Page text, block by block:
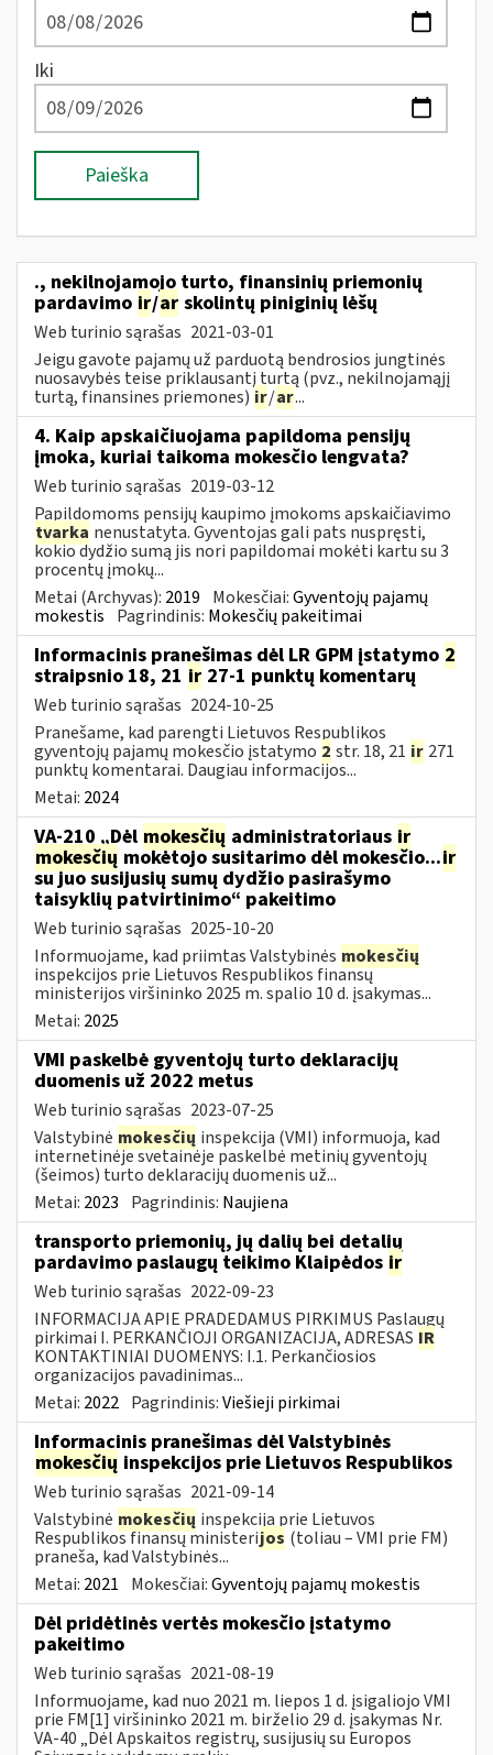
Iki
Paieška
., nekilnojamojo turto, finansinių priemonių
pardavimo ir/ar skolintų piniginių lėšų
Web turinio sąrašas 2021-03-01
Jeigu gavote pajamų už parduotą bendrosios jungtinės
nuosavybės teise priklausantį turtą (pvz., nekilnojamąjį
turtą, finansines priemones) ir/ar...
4. Kaip apskaičiuojama papildoma pensijų
įmoka, kuriai taikoma mokesčio lengvata?
Web turinio sąrašas 2019-03-12
Papildomoms pensijų kaupimo įmokoms apskaičiavimo
tvarka nenustatyta. Gyventojas gali pats nuspręsti,
kokio dydžio sumą jis nori papildomai mokėti kartu su 3
procentų įmokų...
Metai (Archyvas): 2019 Mokesčiai:Gyventojų pajamų
mokestis Pagrindinis: Mokesčių pakeitimai
Informacinis pranešimas dėl LR GPM įstatymo 2
straipsnio 18, 21 ir 27-1 punktų komentarų
Web turinio sąrašas 2024-10-25
Pranešame, kad parengti Lietuvos Respublikos
gyventojų pajamų mokesčio įstatymo 2 str. 18, 21 ir 271
punktų komentarai. Daugiau informacijos...
Metai: 2024
VA-210 „Dėl mokesčių administratoriaus ir
mokesčių mokėtojo susitarimo dėl mokesčio...ir
su juo susijusių sumų dydžio pasirašymo
taisyklių patvirtinimo“ pakeitimo
Web turinio sąrašas 2025-10-20
Informuojame, kad priimtas Valstybinės mokesčių
inspekcijos prie Lietuvos Respublikos finansų
ministerijos viršininko 2025 m. spalio 10 d. įsakymas...
Metai: 2025
VMI paskelbė gyventojų turto deklaracijų
duomenis už 2022 metus
Web turinio sąrašas 2023-07-25
Valstybinė mokesčių inspekcija (VMI) informuoja, kad
internetinėje svetainėje paskelbė metinių gyventojų
(šeimos) turto deklaracijų duomenis už...
Metai: 2023 Pagrindinis: Naujiena
transporto priemonių, jų dalių bei detalių
pardavimo paslaugų teikimo Klaipėdos ir
Web turinio sąrašas 2022-09-23
INFORMACIJA APIE PRADEDAMUS PIRKIMUS Paslaugų
pirkimai I. PERKANČIOJI ORGANIZACIJA, ADRESAS IR
KONTAKTINIAI DUOMENYS: I.1. Perkančiosios
organizacijos pavadinimas...
Metai: 2022 Pagrindinis:Viešieji pirkimai
Informacinis pranešimas dėl Valstybinės
mokesčių inspekcijos prie Lietuvos Respublikos
Web turinio sąrašas 2021-09-14
Valstybinė mokesčių inspekcija prie Lietuvos
Respublikos finansų ministerijos (toliau – VMI prie FM)
praneša, kad Valstybinės...
Metai: 2021 Mokesčiai:Gyventojų pajamų mokestis
Dėl pridėtinės vertės mokesčio įstatymo
pakeitimo
Web turinio sąrašas 2021-08-19
Informuojame, kad nuo 2021 m. liepos 1 d. įsigaliojo VMI
prie FM[1] viršininko 2021 m. birželio 29 d. įsakymas Nr.
VA-40 „Dėl Apskaitos registrų, susijusių su Europos